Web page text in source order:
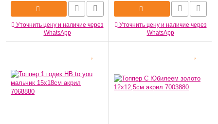
Уточнить цену и наличие через
WhatsApp
Уточнить цену и наличие через
WhatsApp